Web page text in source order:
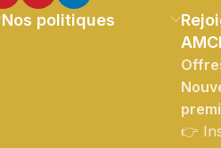
Nos politiques
👉